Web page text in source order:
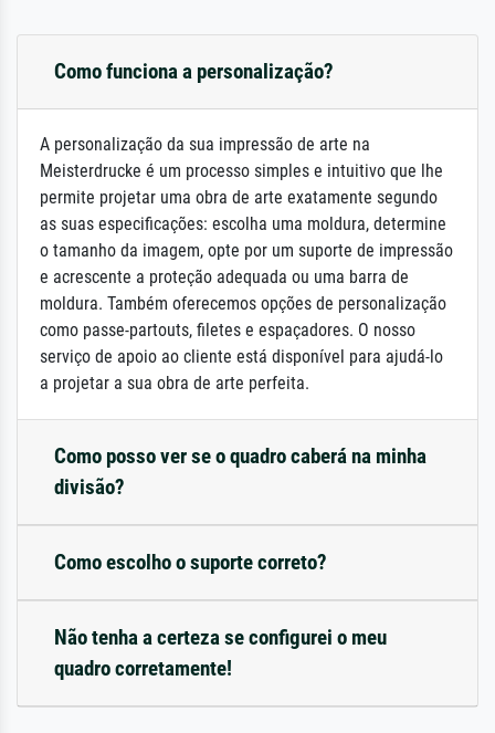
Como funciona a personalização?
A personalização da sua impressão de arte na
Meisterdrucke é um processo simples e intuitivo que lhe
permite projetar uma obra de arte exatamente segundo
as suas especificações: escolha uma moldura, determine
o tamanho da imagem, opte por um suporte de impressão
e acrescente a proteção adequada ou uma barra de
moldura. Também oferecemos opções de personalização
como passe-partouts, filetes e espaçadores. O nosso
serviço de apoio ao cliente está disponível para ajudá-lo
a projetar a sua obra de arte perfeita.
Como posso ver se o quadro caberá na minha
divisão?
Como escolho o suporte correto?
Não tenha a certeza se configurei o meu
quadro corretamente!